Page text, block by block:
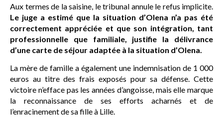
Aux termes de la saisine, le tribunal annule le refus implicite.
Le juge a estimé que la situation d’Olena n’a pas été
correctement appréciée et que son intégration, tant
professionnelle que familiale, justifie la délivrance
d’une carte de séjour adaptée à la situation d’Olena.
La mère de famille a également une indemnisation de 1 000
euros au titre des frais exposés pour sa défense. Cette
victoire n’efface pas les années d’angoisse, mais elle marque
la reconnaissance de ses efforts acharnés et de
l’enracinement de sa fille à Lille.